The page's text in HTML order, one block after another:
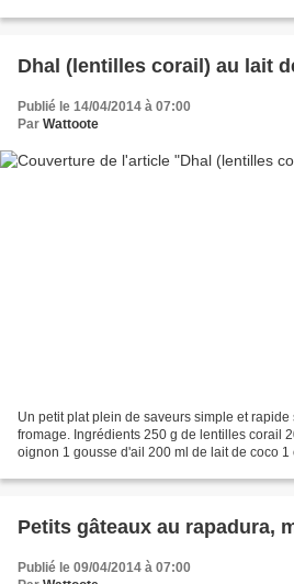
Dhal (lentilles corail) au lait
Publié le 14/04/2014 à 07:00
Par Wattoote
Un petit plat plein de saveurs simple et
fromage. Ingrédients 250 g de lentilles corail
oignon 1 gousse d'ail 200 ml de lait de coco
Petits gâteaux au rapadura,
Publié le 09/04/2014 à 07:00